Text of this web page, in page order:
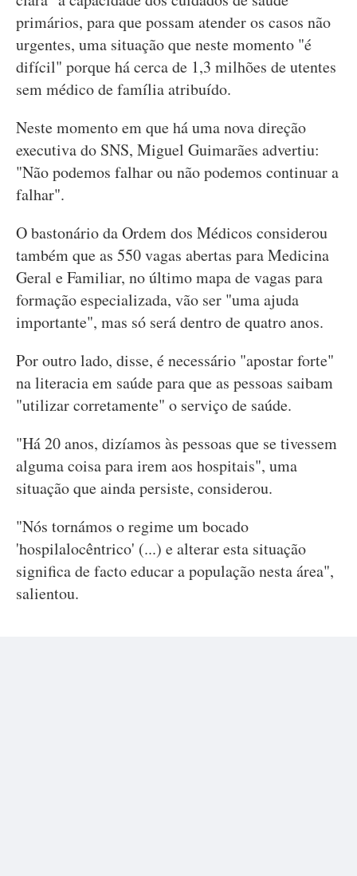
primários, para que possam atender os casos não
urgentes, uma situação que neste momento "é
difícil" porque há cerca de 1,3 milhões de utentes
sem médico de família atribuído.
Neste momento em que há uma nova direção
executiva do SNS, Miguel Guimarães advertiu:
"Não podemos falhar ou não podemos continuar a
falhar".
O bastonário da Ordem dos Médicos considerou
também que as 550 vagas abertas para Medicina
Geral e Familiar, no último mapa de vagas para
formação especializada, vão ser "uma ajuda
importante", mas só será dentro de quatro anos.
Por outro lado, disse, é necessário "apostar forte"
na literacia em saúde para que as pessoas saibam
"utilizar corretamente" o serviço de saúde.
"Há 20 anos, dizíamos às pessoas que se tivessem
alguma coisa para irem aos hospitais", uma
situação que ainda persiste, considerou.
"Nós tornámos o regime um bocado
'hospilalocêntrico' (...) e alterar esta situação
significa de facto educar a população nesta área",
salientou.